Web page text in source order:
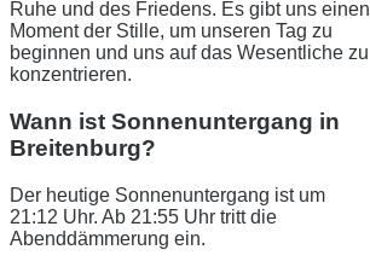
Ruhe und des Friedens. Es gibt uns einen
Moment der Stille, um unseren Tag zu
beginnen und uns auf das Wesentliche zu
konzentrieren.
Wann ist Sonnenuntergang in
Breitenburg?
Der heutige Sonnenuntergang ist um
21:12 Uhr. Ab 21:55 Uhr tritt die
Abenddämmerung ein.